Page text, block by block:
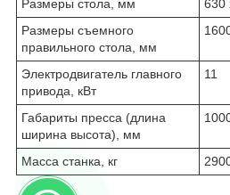
Размеры стола, мм
630
Размеры съемного
правильного стола, мм
Электродвигатель главного
привода, кВт
11
Габариты пресса (длина
ширина высота), мм
Масса станка, кг